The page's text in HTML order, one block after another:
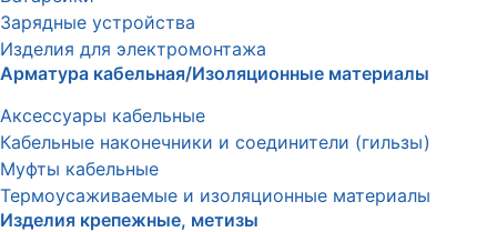
Зарядные устройства
Изделия для электромонтажа
Арматура кабельная/Изоляционные материалы
Аксессуары кабельные
Кабельные наконечники и соединители (гильзы)
Муфты кабельные
Термоусаживаемые и изоляционные материалы
Изделия крепежные, метизы